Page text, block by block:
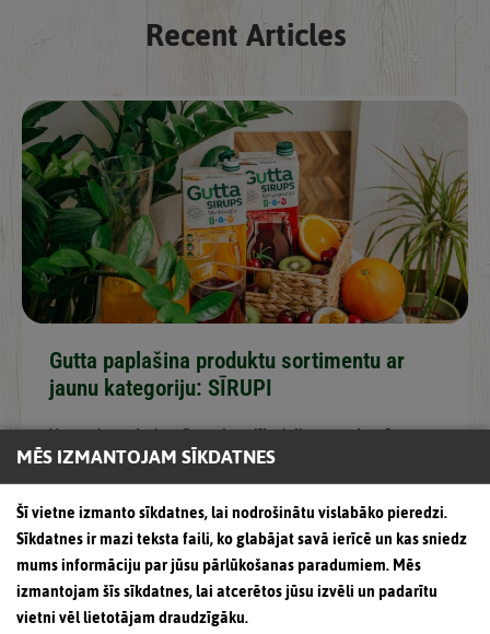
Recent Articles
Gutta paplašina produktu sortimentu ar
jaunu kategoriju: SĪRUPI
Vasarai tuvojoties, Gutta ir radījusi divus gardus sīrupus
1l pakās, no kuriem pavisam viegli vari
MĒS IZMANTOJAM SĪKDATNES
Šī vietne izmanto sīkdatnes, lai nodrošinātu vislabāko pieredzi.
Sīkdatnes ir mazi teksta faili, ko glabājat savā ierīcē un kas sniedz
mums informāciju par jūsu pārlūkošanas paradumiem. Mēs
izmantojam šīs sīkdatnes, lai atcerētos jūsu izvēli un padarītu
vietni vēl lietotājam draudzīgāku.